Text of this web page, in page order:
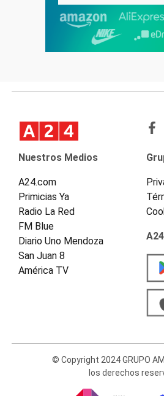
Nuestros Medios
A24.com
Primicias Ya
Radio La Red
FM Blue
Diario Uno Mendoza
San Juan 8
América TV
© Copyright 2024 GRUPO
los derechos